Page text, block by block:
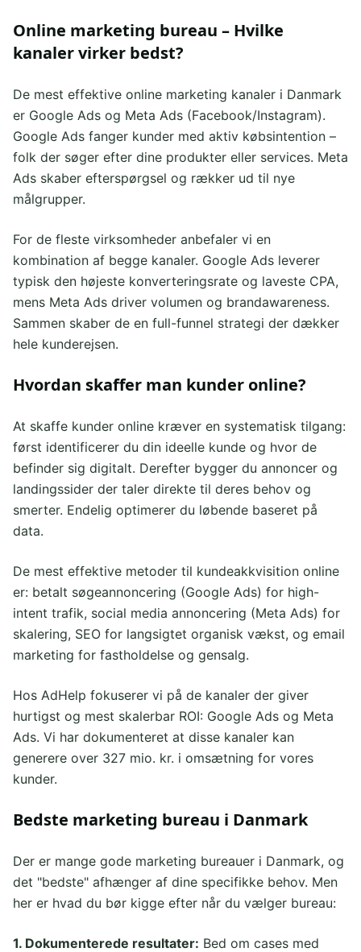
Online marketing bureau – Hvilke
kanaler virker bedst?
De mest effektive online marketing kanaler i Danmark
er Google Ads og Meta Ads (Facebook/Instagram).
Google Ads fanger kunder med aktiv købsintention –
folk der søger efter dine produkter eller services. Meta
Ads skaber efterspørgsel og rækker ud til nye
målgrupper.
For de fleste virksomheder anbefaler vi en
kombination af begge kanaler. Google Ads leverer
typisk den højeste konverteringsrate og laveste CPA,
mens Meta Ads driver volumen og brandawareness.
Sammen skaber de en full-funnel strategi der dækker
hele kunderejsen.
Hvordan skaffer man kunder online?
At skaffe kunder online kræver en systematisk tilgang:
først identificerer du din ideelle kunde og hvor de
befinder sig digitalt. Derefter bygger du annoncer og
landingssider der taler direkte til deres behov og
smerter. Endelig optimerer du løbende baseret på
data.
De mest effektive metoder til kundeakkvisition online
er: betalt søgeannoncering (Google Ads) for high-
intent trafik, social media annoncering (Meta Ads) for
skalering, SEO for langsigtet organisk vækst, og email
marketing for fastholdelse og gensalg.
Hos AdHelp fokuserer vi på de kanaler der giver
hurtigst og mest skalerbar ROI: Google Ads og Meta
Ads. Vi har dokumenteret at disse kanaler kan
generere over 327 mio. kr. i omsætning for vores
kunder.
Bedste marketing bureau i Danmark
Der er mange gode marketing bureauer i Danmark, og
det "bedste" afhænger af dine specifikke behov. Men
her er hvad du bør kigge efter når du vælger bureau:
1. Dokumenterede resultater: Bed om cases med